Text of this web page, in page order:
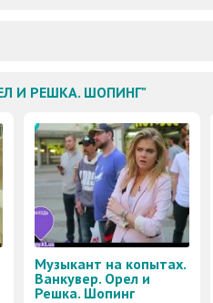
И РЕШКА. ШОПИНГ"
Музыкант на копытах.
Ванкувер. Орел и
Решка. Шопинг